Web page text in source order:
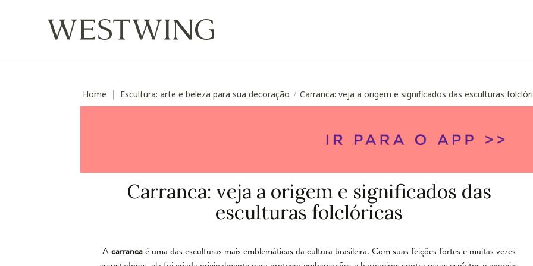
Home Escultura: arte e beleza para sua decoração / Carranca: veja a origem e significados das esculturas
Carranca: veja a origem e significados das
esculturas folclóricas
Acarrancaé uma das esculturas mais emblemáticas da cultura brasileira. Com suas feições fortes e muitas vezes